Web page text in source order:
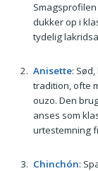
dukker op i
tydelig
Anisette:
tradition, ofte
ouzo. Den
anses som
urtestemning
Chinchón: